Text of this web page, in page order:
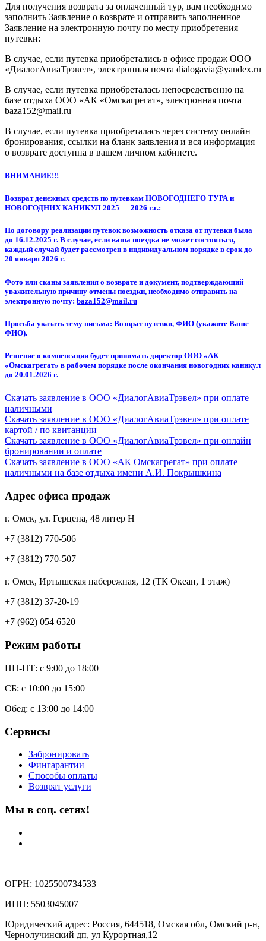
Для получения возврата за оплаченный тур, вам необходимо
заполнить Заявление о возврате и отправить заполненное
Заявление на электронную почту по месту приобретения
путевки:
В случае, если путевка приобретались в офисе продаж ООО
«ДиалогАвиаТрэвел», электронная почта dialogavia@yandex.ru
В случае, если путевка приобреталась непосредственно на
базе отдыха ООО «АК «Омскагрегат», электронная почта
baza152@mail.ru
В случае, если путевка приобреталась через систему онлайн
бронирования, ссылки на бланк заявления и вся информация
о возврате доступна в вашем личном кабинете.
ВНИМАНИЕ!!!
Возврат денежных средств по путевкам НОВОГОДНЕГО ТУРА и
НОВОГОДНИХ КАНИКУЛ 2025 — 2026 г.г.:
По договору реализации путевок возможность отказа от путевки была
до 16.12.2025 г. В случае, если ваша поездка не может состояться,
каждый случай будет рассмотрен в индивидуальном порядке в срок до
20 января 2026 г.
Фото или сканы заявления о возврате и документ, подтверждающий
уважительную причину отмены поездки, необходимо отправить на
электронную почту: baza152@mail.ru
Просьба указать тему письма: Возврат путевки, ФИО (укажите Ваше
ФИО).
Решение о компенсации будет принимать директор ООО «АК
«Омскагрегат» в рабочем порядке после окончания новогодних каникул
до 20.01.2026 г.
Скачать заявление в ООО «ДиалогАвиаТрэвел» при оплате
наличными
Скачать заявление в ООО «ДиалогАвиаТрэвел» при оплате
картой / по квитанции
Скачать заявление в ООО «ДиалогАвиаТрэвел» при онлайн
бронировании и оплате
Скачать заявление в ООО «АК Омскагрегат» при оплате
наличными на базе отдыха имени А.И. Покрышкина
Адрес офиса продаж
г. Омск, ул. Герцена, 48 литер Н
+7 (3812) 770-506
+7 (3812) 770-507
г. Омск, Иртышская набережная, 12 (ТК Океан, 1 этаж)
+7 (3812) 37-20-19
+7 (962) 054 6520
Режим работы
ПН-ПТ: c 9:00 до 18:00
СБ: с 10:00 до 15:00
Обед: с 13:00 до 14:00
Сервисы
Забронировать
Фингарантии
Способы оплаты
Возврат услуги
Мы в соц. сетях!
ОГРН: 1025500734533
ИНН: 5503045007
Юридический адрес: Россия, 644518, Омская обл, Омский р-н,
Чернолучинский дп, ул Курортная,12